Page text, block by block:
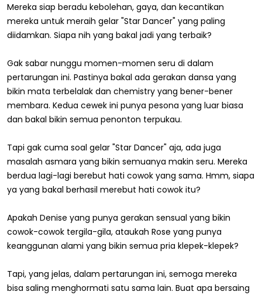
Mereka siap beradu kebolehan, gaya, dan kecantikan
mereka untuk meraih gelar "Star Dancer" yang paling
diidamkan. Siapa nih yang bakal jadi yang terbaik?
Gak sabar nunggu momen-momen seru di dalam
pertarungan ini. Pastinya bakal ada gerakan dansa yang
bikin mata terbelalak dan chemistry yang bener-bener
membara. Kedua cewek ini punya pesona yang luar biasa
dan bakal bikin semua penonton terpukau.
Tapi gak cuma soal gelar "Star Dancer" aja, ada juga
masalah asmara yang bikin semuanya makin seru. Mereka
berdua lagi-lagi berebut hati cowok yang sama. Hmm, siapa
ya yang bakal berhasil merebut hati cowok itu?
Apakah Denise yang punya gerakan sensual yang bikin
cowok-cowok tergila-gila, ataukah Rose yang punya
keanggunan alami yang bikin semua pria klepek-klepek?
Tapi, yang jelas, dalam pertarungan ini, semoga mereka
bisa saling menghormati satu sama lain. Buat apa bersaing